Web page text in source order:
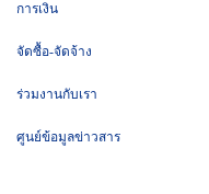
การเงิน
จัดซื้อ-จัดจ้าง
ร่วมงานกับเรา
ศูนย์ข้อมูลข่าวสาร